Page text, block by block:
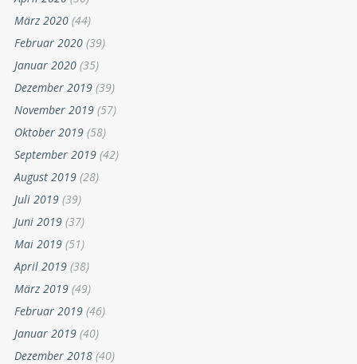
März 2020 (44)
Februar 2020 (39)
Januar 2020 (35)
Dezember 2019 (39)
November 2019 (57)
Oktober 2019 (58)
September 2019 (42)
August 2019 (28)
Juli 2019 (39)
Juni 2019 (37)
Mai 2019 (51)
April 2019 (38)
März 2019 (49)
Februar 2019 (46)
Januar 2019 (40)
Dezember 2018 (40)